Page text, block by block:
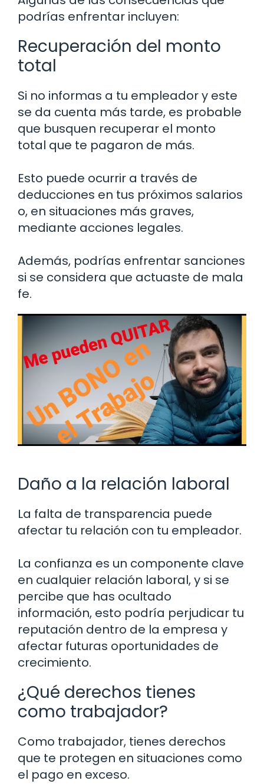
podrías enfrentar incluyen:
Recuperación del monto
total
Si no informas a tu empleador y este
se da cuenta más tarde, es probable
que busquen recuperar el monto
total que te pagaron de más.
Esto puede ocurrir a través de
deducciones en tus próximos salarios
o, en situaciones más graves,
mediante acciones legales.
Además, podrías enfrentar sanciones
si se considera que actuaste de mala
fe.
Daño a la relación laboral
La falta de transparencia puede
afectar tu relación con tu empleador.
La confianza es un componente clave
en cualquier relación laboral, y si se
percibe que has ocultado
información, esto podría perjudicar tu
reputación dentro de la empresa y
afectar futuras oportunidades de
crecimiento.
¿Qué derechos tienes
como trabajador?
Como trabajador, tienes derechos
que te protegen en situaciones como
el pago en exceso.